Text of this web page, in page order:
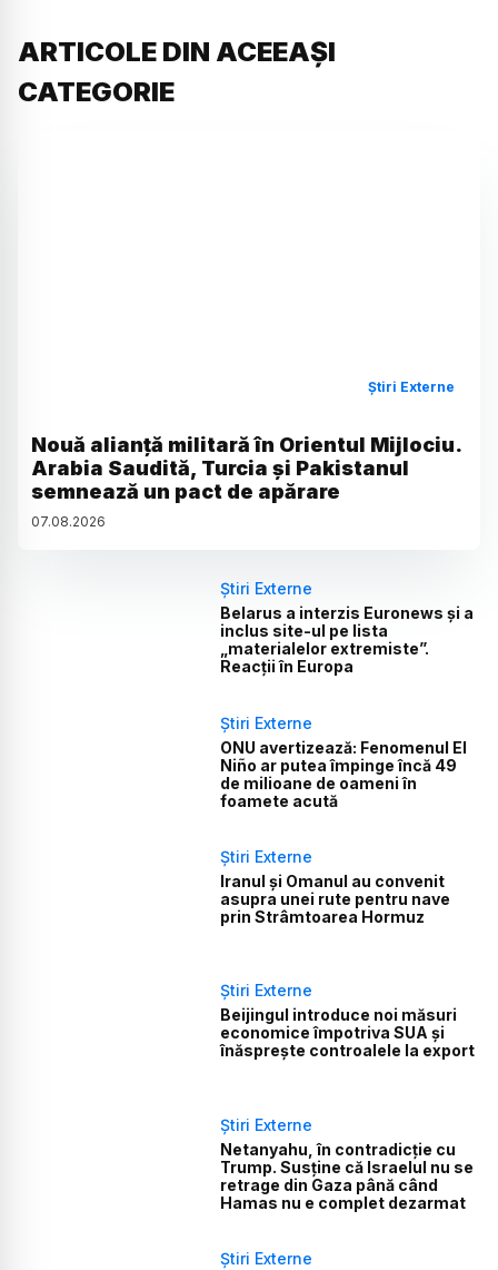
ARTICOLE DIN ACEEAȘI
CATEGORIE
Știri Externe
Nouă alianță militară în Orientul Mijlociu.
Arabia Saudită, Turcia și Pakistanul
semnează un pact de apărare
07.08.2026
Știri Externe
Belarus a interzis Euronews și a
inclus site-ul pe lista
„materialelor extremiste”.
Reacții în Europa
Știri Externe
ONU avertizează: Fenomenul El
Niño ar putea împinge încă 49
de milioane de oameni în
foamete acută
Știri Externe
Iranul și Omanul au convenit
asupra unei rute pentru nave
prin Strâmtoarea Hormuz
Știri Externe
Beijingul introduce noi măsuri
economice împotriva SUA și
înăsprește controalele la export
Știri Externe
Netanyahu, în contradicție cu
Trump. Susține că Israelul nu se
retrage din Gaza până când
Hamas nu e complet dezarmat
Știri Externe